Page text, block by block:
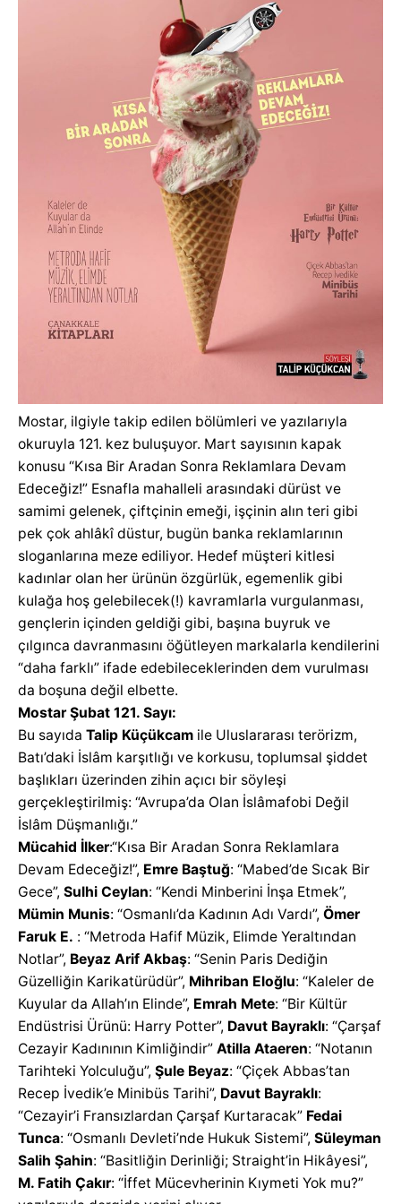
Mostar, ilgiyle takip edilen bölümleri ve yazılarıyla
okuruyla 121. kez buluşuyor. Mart sayısının kapak
konusu “Kısa Bir Aradan Sonra Reklamlara Devam
Edeceğiz!” Esnafla mahalleli arasındaki dürüst ve
samimi gelenek, çiftçinin emeği, işçinin alın teri gibi
pek çok ahlâkî düstur, bugün banka reklamlarının
sloganlarına meze ediliyor. Hedef müşteri kitlesi
kadınlar olan her ürünün özgürlük, egemenlik gibi
kulağa hoş gelebilecek(!) kavramlarla vurgulanması,
gençlerin içinden geldiği gibi, başına buyruk ve
çılgınca davranmasını öğütleyen markalarla kendilerini
“daha farklı” ifade edebileceklerinden dem vurulması
da boşuna değil elbette.
Mostar Şubat 121. Sayı:
Bu sayıda Talip Küçükcam ile Uluslararası terörizm,
Batı’daki İslâm karşıtlığı ve korkusu, toplumsal şiddet
başlıkları üzerinden zihin açıcı bir söyleşi
gerçekleştirilmiş: “Avrupa’da Olan İslâmafobi Değil
İslâm Düşmanlığı.”
Mücahid İlker:“Kısa Bir Aradan Sonra Reklamlara
Devam Edeceğiz!”, Emre Baştuğ: “Mabed’de Sıcak Bir
Gece”, Sulhi Ceylan: “Kendi Minberini İnşa Etmek”,
Mümin Munis: “Osmanlı’da Kadının Adı Vardı”, Ömer
Faruk E. : “Metroda Hafif Müzik, Elimde Yeraltından
Notlar”, Beyaz Arif Akbaş: “Senin Paris Dediğin
Güzelliğin Karikatürüdür”, Mihriban Eloğlu: “Kaleler de
Kuyular da Allah’ın Elinde”, Emrah Mete: “Bir Kültür
Endüstrisi Ürünü: Harry Potter”, Davut Bayraklı: “Çarşaf
Cezayir Kadınının Kimliğindir” Atilla Ataeren: “Notanın
Tarihteki Yolculuğu”, Şule Beyaz: “Çiçek Abbas’tan
Recep İvedik’e Minibüs Tarihi”, Davut Bayraklı:
“Cezayir’i Fransızlardan Çarşaf Kurtaracak” Fedai
Tunca: “Osmanlı Devleti’nde Hukuk Sistemi”, Süleyman
Salih Şahin: “Basitliğin Derinliği; Straight’in Hikâyesi”,
M. Fatih Çakır: “İffet Mücevherinin Kıymeti Yok mu?”